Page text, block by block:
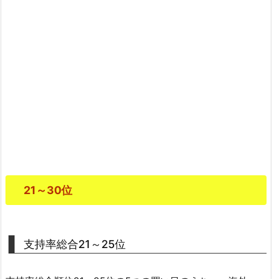
21～30位
支持率総合21～25位